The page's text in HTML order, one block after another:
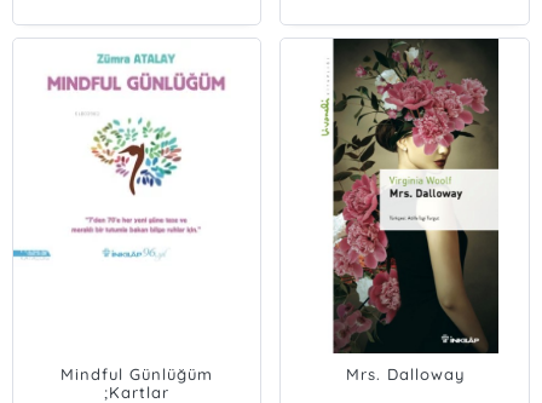
Mindful Günlüğüm
;Kartlar
Mrs. Dalloway